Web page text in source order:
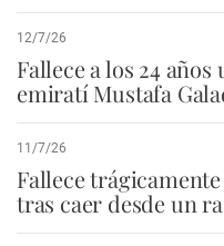
12/7/26
Fallece a los 24
emiratí Mustafa
11/7/26
Fallece
tras caer desde un